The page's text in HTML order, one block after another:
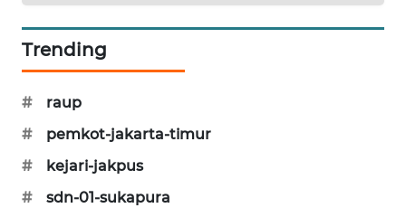
Trending
#
raup
#
pemkot-jakarta-timur
#
kejari-jakpus
#
sdn-01-sukapura
NEWS
CILEUNGSI
NEWS
NEWS
BERAMPU